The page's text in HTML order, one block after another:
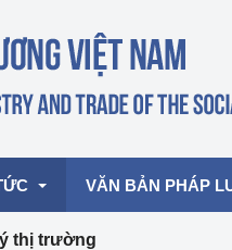
VĂN BẢN PHÁP
thị trường